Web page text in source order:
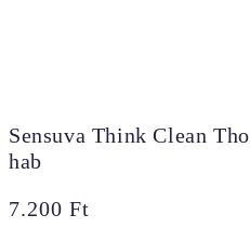
Sensuva Think Clean
hab
7.200 Ft